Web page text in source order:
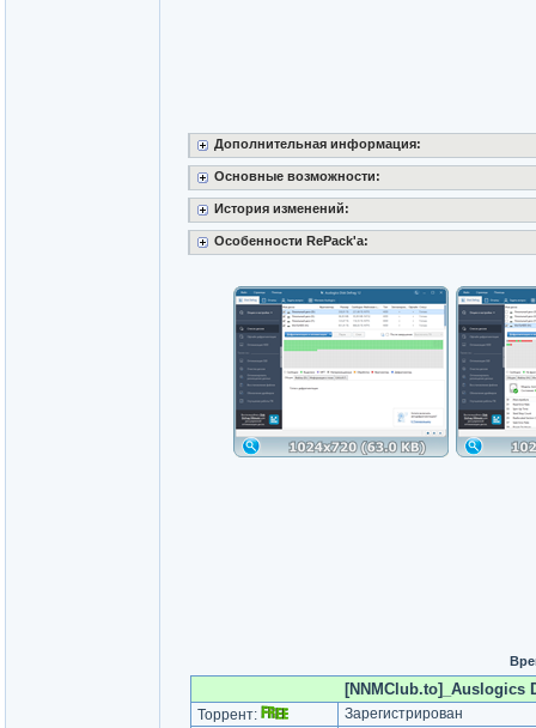
Дополнительная информация:
Основные возможности:
История изменений:
Особенности RePack'a:
[NNMClub.to]_Auslogics
Торрент:
Зарегистрирован